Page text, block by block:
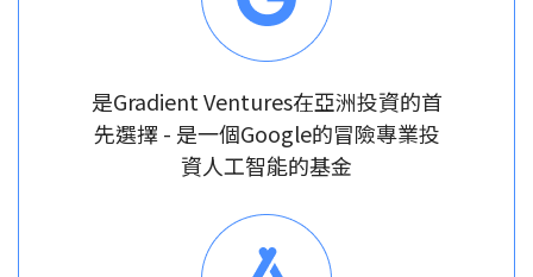
是Gradient Ventures在亞洲投資的首
先選擇 - 是一個Google的冒險專業投
資人工智能的基金